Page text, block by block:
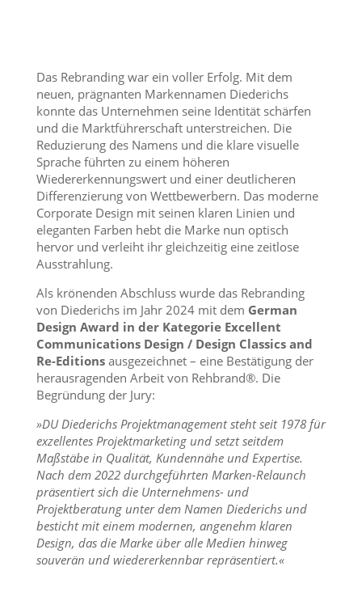
Das Rebranding war ein voller Erfolg. Mit dem
neuen, prägnanten Markennamen Diederichs
konnte das Unternehmen seine Identität schärfen
und die Marktführerschaft unterstreichen. Die
Reduzierung des Namens und die klare visuelle
Sprache führten zu einem höheren
Wiedererkennungswert und einer deutlicheren
Differenzierung von Wettbewerbern. Das moderne
Corporate Design mit seinen klaren Linien und
eleganten Farben hebt die Marke nun optisch
hervor und verleiht ihr gleichzeitig eine zeitlose
Ausstrahlung.
Als krönenden Abschluss wurde das Rebranding
von Diederichs im Jahr 2024 mit dem German
Design Award in der Kategorie Excellent
Communications Design / Design Classics and
Re-Editionsausgezeichnet – eine Bestätigung der
herausragenden Arbeit von Rehbrand®. Die
Begründung der Jury:
»DU Diederichs Projektmanagement steht seit 1978 für
exzellentes Projektmarketing und setzt seitdem
Maßstäbe in Qualität, Kundennähe und Expertise.
Nach dem 2022 durchgeführten Marken-Relaunch
präsentiert sich die Unternehmens- und
Projektberatung unter dem Namen Diederichs und
besticht mit einem modernen, angenehm klaren
Design, das die Marke über alle Medien hinweg
souverän und wiedererkennbar repräsentiert.«